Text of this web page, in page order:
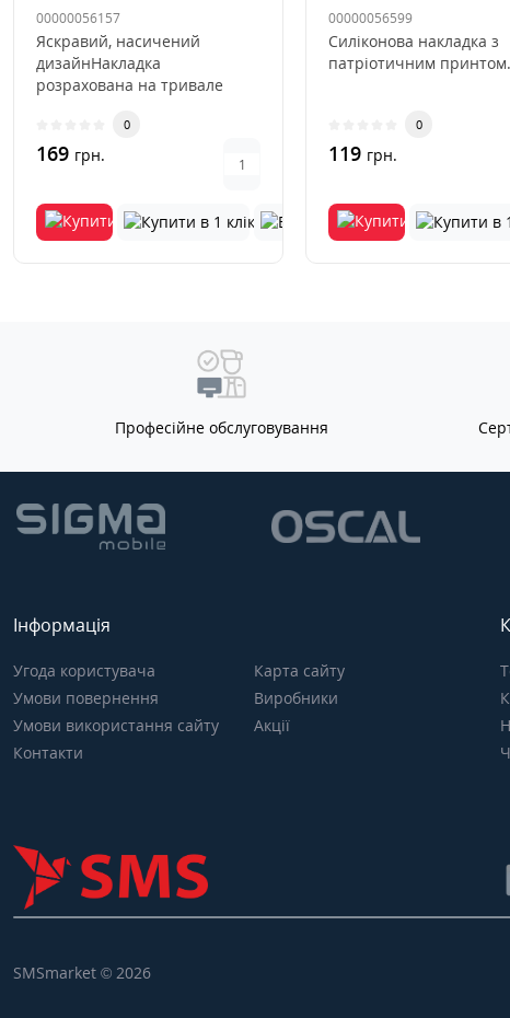
00000056157
Яскравий, насичений
дизайнНакладка
розрахована на тривале
деформація та виц..
0
169 грн.
00000056599
Силіконова накладка з
патріотичним
0
119 грн.
Професійне обслуговування
Інформація
Угода користувача
Умови повернення
Умови використання сайту
Контакти
Карта сайту
Виробники
Акції
SMSmarket © 2026